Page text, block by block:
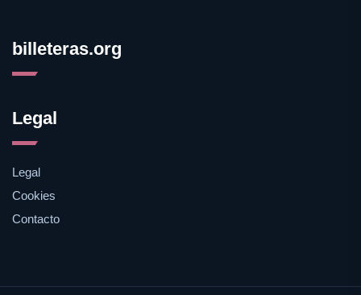
billeteras.org
Legal
Legal
Cookies
Contacto